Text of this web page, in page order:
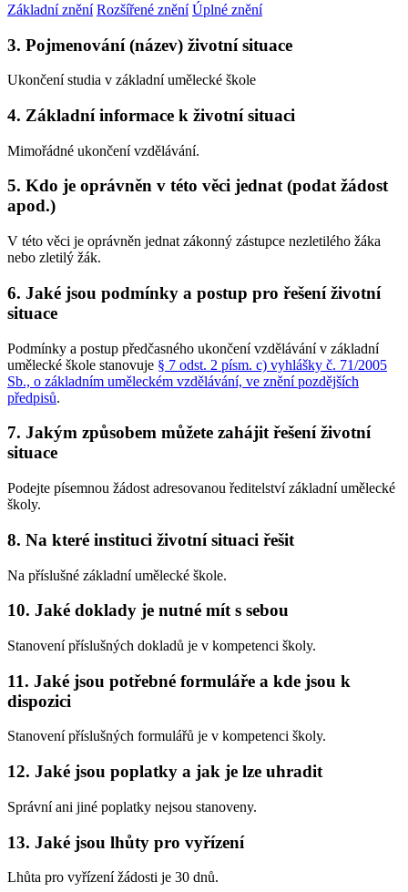
Základní znění Rozšířené znění Úplné znění
3. Pojmenování (název) životní situace
Ukončení studia v základní umělecké škole
4. Základní informace k životní situaci
Mimořádné ukončení vzdělávání.
5. Kdo je oprávněn v této věci jednat (podat žádost
apod.)
V této věci je oprávněn jednat zákonný zástupce nezletilého žáka
nebo zletilý žák.
6. Jaké jsou podmínky a postup pro řešení životní
situace
Podmínky a postup předčasného ukončení vzdělávání v základní
umělecké škole stanovuje § 7 odst. 2 písm. c) vyhlášky č. 71/2005
Sb., o základním uměleckém vzdělávání, ve znění pozdějších
předpisů.
7. Jakým způsobem můžete zahájit řešení životní
situace
Podejte písemnou žádost adresovanou ředitelství základní umělecké
školy.
8. Na které instituci životní situaci řešit
Na příslušné základní umělecké škole.
10. Jaké doklady je nutné mít s sebou
Stanovení příslušných dokladů je v kompetenci školy.
11. Jaké jsou potřebné formuláře a kde jsou k
dispozici
Stanovení příslušných formulářů je v kompetenci školy.
12. Jaké jsou poplatky a jak je lze uhradit
Správní ani jiné poplatky nejsou stanoveny.
13. Jaké jsou lhůty pro vyřízení
Lhůta pro vyřízení žádosti je 30 dnů.